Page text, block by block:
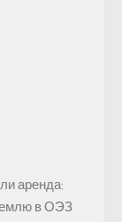
аренда:
в ОЭЗ